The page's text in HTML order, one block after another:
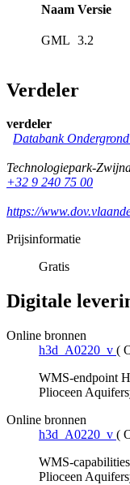
Naam Versie
GML 3.2
Verdeler
verdeler
Databank
Technologiepark-
+32 9 240 75 00
https://
Prijsinformatie
Gratis
Digitale
Online bronnen
h3d_A0220_v (
WMS-endpoint
Plioceen
Online bronnen
h3d_A0220_v (
WMS-
Plioceen